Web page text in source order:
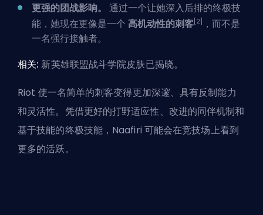
更强的团战影响。
通过一个让她深入后排的终极技
能，她现在更像是一个 高机动性的刺客[2] ，而不是
一名强行接触者。
相关:新英雄联盟战斗学院皮肤已揭晓。
Riot 使一名简单的刺客变得更加深邃、具有反制能力
和灵活性。凭借更好的打野适应性、改进的同伴机制和
基于技能的终极技能，Naafiri 可能会在竞技场上看到
更多的活跃。